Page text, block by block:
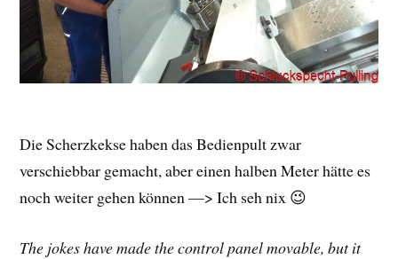
Die Scherzkekse haben das Bedienpult zwar
verschiebbar gemacht, aber einen halben Meter hätte es
noch weiter gehen können —> Ich seh nix 😉
The jokes have made the control panel movable, but it